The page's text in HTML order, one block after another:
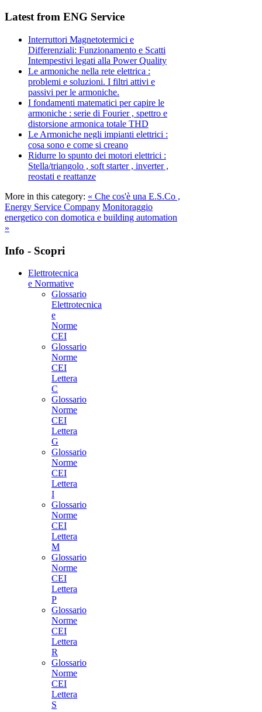
Latest from ENG Service
Interruttori Magnetotermici e
Differenziali: Funzionamento e Scatti
Intempestivi legati alla Power Quality
Le armoniche nella rete elettrica :
problemi e soluzioni. I filtri attivi e
passivi per le armoniche.
I fondamenti matematici per capire le
armoniche : serie di Fourier , spettro e
distorsione armonica totale THD
Le Armoniche negli impianti elettrici :
cosa sono e come si creano
Ridurre lo spunto dei motori elettrici :
Stella/triangolo , soft starter , inverter ,
reostati e reattanze
More in this category: « Che cos'è una E.S.Co ,
Energy Service Company Monitoraggio
energetico con domotica e building automation
»
Info - Scopri
Elettrotecnica
e Normative
Glossario
Elettrotecnica
e
Norme
CEI
Glossario
Norme
CEI
Lettera
C
Glossario
Norme
CEI
Lettera
G
Glossario
Norme
CEI
Lettera
I
Glossario
Norme
CEI
Lettera
M
Glossario
Norme
CEI
Lettera
P
Glossario
Norme
CEI
Lettera
R
Glossario
Norme
CEI
Lettera
S